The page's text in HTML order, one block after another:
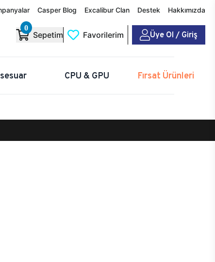
Casper Blog Excalibur Clan Destek Hakkımızda
0
Sepetim Favorilerim Üye Ol / Giriş
CPU & GPU Fırsat Ürünleri